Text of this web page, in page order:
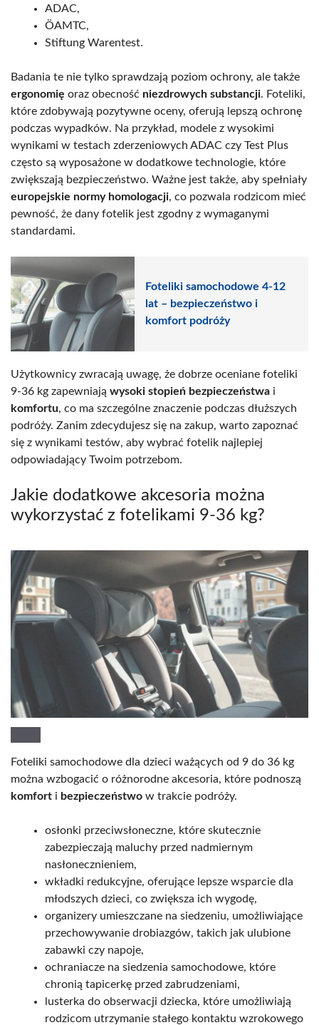
ADAC,
ÖAMTC,
Stiftung Warentest.
Badania te nie tylko sprawdzają poziom ochrony, ale także
ergonomię oraz obecność niezdrowych substancji. Foteliki,
które zdobywają pozytywne oceny, oferują lepszą ochronę
podczas wypadków. Na przykład, modele z wysokimi
wynikami w testach zderzeniowych ADAC czy Test Plus
często są wyposażone w dodatkowe technologie, które
zwiększają bezpieczeństwo. Ważne jest także, aby spełniały
europejskie normy homologacji, co pozwala rodzicom mieć
pewność, że dany fotelik jest zgodny z wymaganymi
standardami.
Foteliki samochodowe 4-12
lat – bezpieczeństwo i
komfort podróży
Użytkownicy zwracają uwagę, że dobrze oceniane foteliki
9-36 kg zapewniają wysoki stopień bezpieczeństwa i
komfortu, co ma szczególne znaczenie podczas dłuższych
podróży. Zanim zdecydujesz się na zakup, warto zapoznać
się z wynikami testów, aby wybrać fotelik najlepiej
odpowiadający Twoim potrzebom.
Jakie dodatkowe akcesoria można
wykorzystać z fotelikami 9-36 kg?
Foteliki samochodowe dla dzieci ważących od 9 do 36 kg
można wzbogacić o różnorodne akcesoria, które podnoszą
komfort i bezpieczeństwo w trakcie podróży.
osłonki przeciwsłoneczne, które skutecznie
zabezpieczają maluchy przed nadmiernym
nasłonecznieniem,
wkładki redukcyjne, oferujące lepsze wsparcie dla
młodszych dzieci, co zwiększa ich wygodę,
organizery umieszczane na siedzeniu, umożliwiające
przechowywanie drobiazgów, takich jak ulubione
zabawki czy napoje,
ochraniacze na siedzenia samochodowe, które
chronią tapicerkę przed zabrudzeniami,
lusterka do obserwacji dziecka, które umożliwiają
rodzicom utrzymanie stałego kontaktu wzrokowego